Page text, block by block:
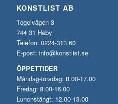
KONSTLIST AB
Tegelvägen 3
744 31 Heby
Telefon: 0224-313 60
E-post: info@konstlist.se
ÖPPETTIDER
Måndag-torsdag: 8.00-17.00
Fredag: 8.00-16.00
Lunchstängt: 12.00-13.00